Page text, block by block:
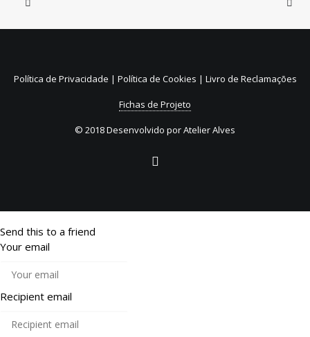
31 de Julho, 2026
Reembolso de embalagens de
bebidas não reutilizáveis (SDR)
Política de Privacidade | Política de Cookies | Livro de Reclamações
Fichas de Projeto
© 2018 Desenvolvido porAtelier Alves
Send this to a friend
Your email
Recipient email